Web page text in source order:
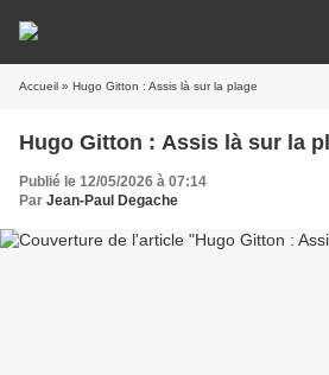
Accueil » Hugo Gitton : Assis là sur la plage
Hugo Gitton : Assis là sur la
Publié le 12/05/2026 à 07:14
Par Jean-Paul Degache